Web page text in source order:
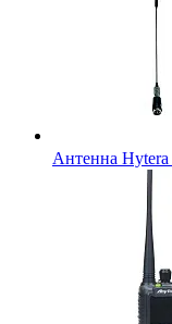
Антенна